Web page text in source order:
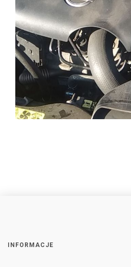
INFORMACJE